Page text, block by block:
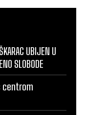
UBIJEN U
SLOBODE
centrom